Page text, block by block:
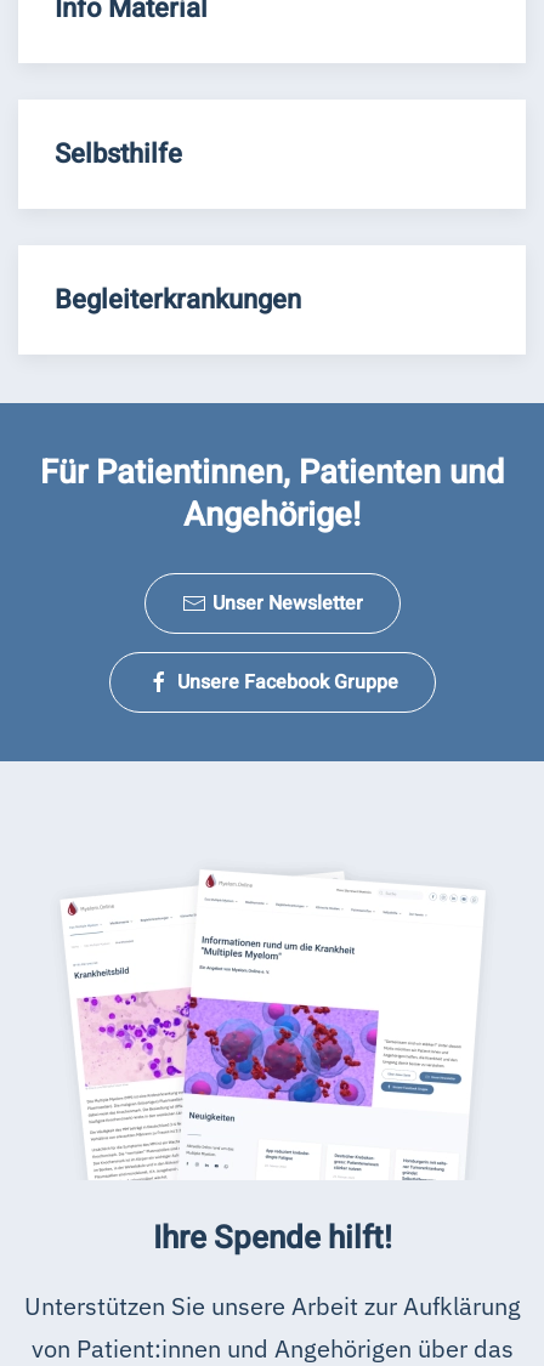
Info Material
Selbsthilfe
Begleiterkrankungen
Für Patientinnen, Patienten und
Angehörige!
Unser Newsletter
Unsere Facebook Gruppe
Ihre Spende hilft!
Unterstützen Sie unsere Arbeit zur Aufklärung
von Patient:innen und Angehörigen über das